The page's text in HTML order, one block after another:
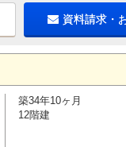
資料請求・
築34年10ヶ月
12階建